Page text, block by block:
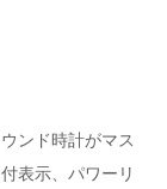
ンド時計がマス
表示、パワーリ